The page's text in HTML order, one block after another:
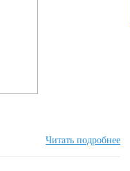
Читать подробнее